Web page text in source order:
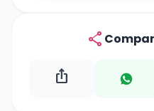
share
ios_share